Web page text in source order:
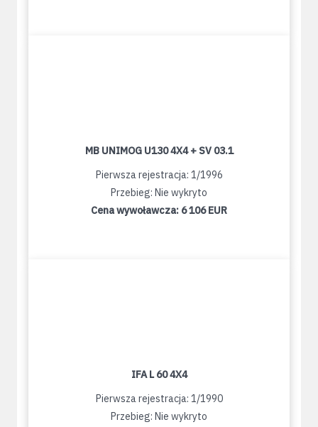
MB UNIMOG U130 4X4 + SV 03.1
Pierwsza rejestracja: 1/1996
Przebieg: Nie wykryto
Cena wywoławcza: 6 106 EUR
IFA L 60 4X4
Pierwsza rejestracja: 1/1990
Przebieg: Nie wykryto